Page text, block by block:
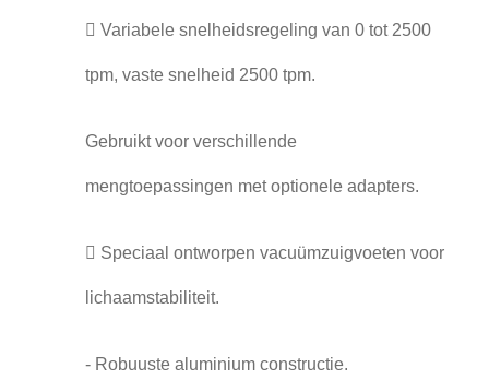
 Variabele snelheidsregeling van 0 tot 2500
tpm, vaste snelheid 2500 tpm.
Gebruikt voor verschillende
mengtoepassingen met optionele adapters.
 Speciaal ontworpen vacuümzuigvoeten voor
lichaamstabiliteit.
- Robuuste aluminium constructie.